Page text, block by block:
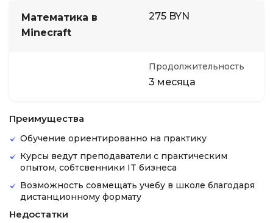
Математика в
Minecraft
275 BYN
Продолжительность
3 месяца
Преимущества
Обучение ориентированно на практику
Курсы ведут преподаватели с практическим
опытом, собтсвенники IT бизнеса
Возможность совмещать учебу в школе благодаря
дистанционному формату
Недостатки